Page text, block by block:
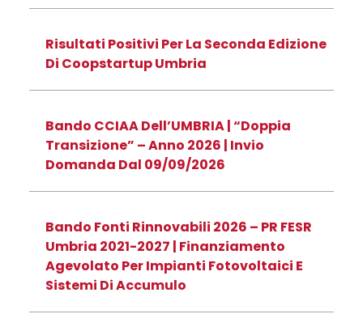
Risultati Positivi Per La Seconda Edizione
Di Coopstartup Umbria
Bando CCIAA Dell’UMBRIA | “Doppia
Transizione” – Anno 2026 | Invio
Domanda Dal 09/09/2026
Bando Fonti Rinnovabili 2026 – PR FESR
Umbria 2021-2027 | Finanziamento
Agevolato Per Impianti Fotovoltaici E
Sistemi Di Accumulo